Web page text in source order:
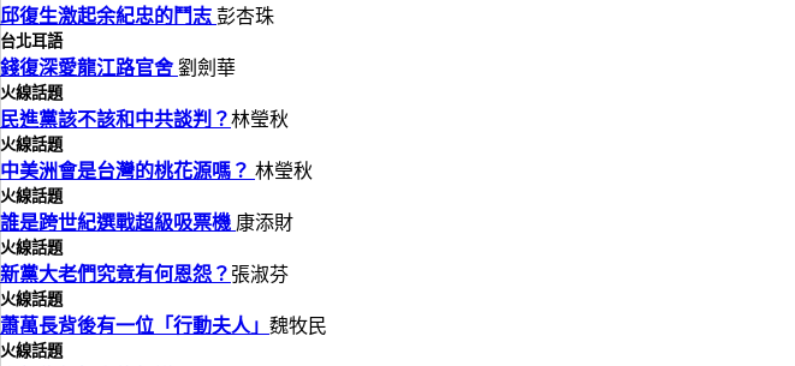
邱復生激起余紀忠的鬥志 彭杏珠
台北耳語
錢復深愛龍江路官舍劉劍華
火線話題
民進黨該不該和中共談判？林瑩秋
火線話題
中美洲會是台灣的桃花源嗎？ 林瑩秋
火線話題
誰是跨世紀選戰超級吸票機 康添財
火線話題
新黨大老們究竟有何恩怨？ 張淑芬
火線話題
蕭萬長背後有一位「行動夫人」 魏牧民
火線話題